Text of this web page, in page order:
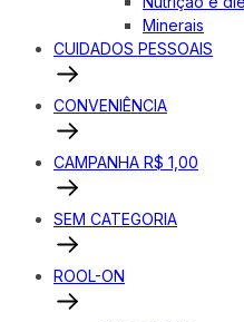
Minerais
CUIDADOS PESSOAIS
CONVENIÊNCIA
CAMPANHA R$ 1,00
SEM CATEGORIA
ROOL-ON